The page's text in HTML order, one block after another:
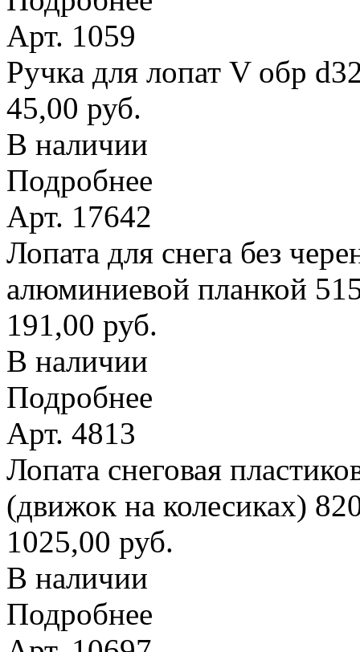
Арт. 1059
Ручка для лопат V обр
45,00 руб.
В наличии
Подробнее
Арт. 17642
Лопата для снега без
алюминиевой планкой
191,00 руб.
В наличии
Подробнее
Арт. 4813
Лопата снеговая
(движок на колесиках)
1025,00 руб.
В наличии
Подробнее